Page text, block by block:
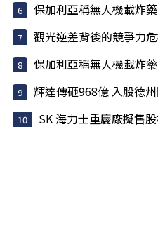
保加利亞稱無人機載炸
觀光逆差背後的競爭力
保加利亞稱無人機載炸
輝達傳砸968億 入股德州
SK 海力士重慶廠擬售